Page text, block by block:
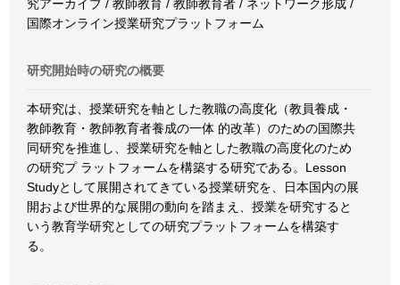
究アーカイブ / 教師教育 / 教師教育者 / ネットワーク形成 /
国際オンライン授業研究プラットフォーム
研究開始時の研究の概要
本研究は、授業研究を軸とした教職の高度化（教員養成・
教師教育・教師教育者養成の一体 的改革）のための国際共
同研究を推進し、授業研究を軸とした教職の高度化のため
の研究プ ラットフォームを構築する研究である。Lesson
Studyとして展開されてきている授業研究を、日本国内の展
開および世界的な展開の動向を踏まえ、授業を研究すると
いう教育学研究としての研究プラットフォームを構築す
る。